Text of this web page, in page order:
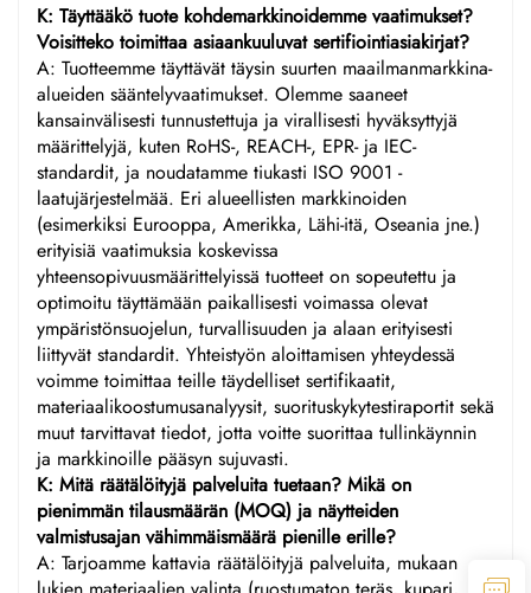
K: Täyttääkö tuote kohdemarkkinoidemme vaatimukset?
Voisitteko toimittaa asiaankuuluvat sertifiointiasiakirjat?
A: Tuotteemme täyttävät täysin suurten maailmanmarkkina-
alueiden sääntelyvaatimukset. Olemme saaneet
kansainvälisesti tunnustettuja ja virallisesti hyväksyttyjä
määrittelyjä, kuten RoHS-, REACH-, EPR- ja IEC-
standardit, ja noudatamme tiukasti ISO 9001 -
laatujärjestelmää. Eri alueellisten markkinoiden
(esimerkiksi Eurooppa, Amerikka, Lähi-itä, Oseania jne.)
erityisiä vaatimuksia koskevissa
yhteensopivuusmäärittelyissä tuotteet on sopeutettu ja
optimoitu täyttämään paikallisesti voimassa olevat
ympäristönsuojelun, turvallisuuden ja alaan erityisesti
liittyvät standardit. Yhteistyön aloittamisen yhteydessä
voimme toimittaa teille täydelliset sertifikaatit,
materiaalikoostumusanalyysit, suorituskykytestiraportit sekä
muut tarvittavat tiedot, jotta voitte suorittaa tullinkäynnin
ja markkinoille pääsyn sujuvasti.
K: Mitä räätälöityjä palveluita tuetaan? Mikä on
pienimmän tilausmäärän (MOQ) ja näytteiden
valmistusajan vähimmäismäärä pienille erille?
A: Tarjoamme kattavia räätälöityjä palveluita, mukaan